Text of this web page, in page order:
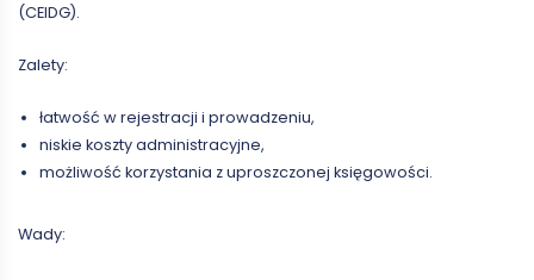
(CEIDG).
Zalety:
łatwość w rejestracji i prowadzeniu,
niskie koszty administracyjne,
możliwość korzystania z uproszczonej księgowości.
Wady: